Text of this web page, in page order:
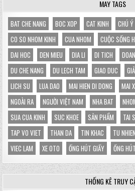
MAY TAGS
BAT CHE NANG BOC XOP CAT KINH CHÚ Ý
CO SO NHOM KINH
CUA NHOM CUỘC SỐNG
DAI HOC
DEN MIEU DIA LI DI TICH
DU CHE NANG
DU LECH TAM GIAO DUC
LICH SU
LUA DAO MAI HIEN DI DONG MAI
NGOÀI RA
NGƯỜI VIỆT NAM NHA BAT
SUA CUA KINH
SUC KHOE SẢN PHẨM TAI
TAP VO VIET
THAN DA TIN KHAC TU NHIEN
VIEC LAM
XE OTO ỐNG HÚT GIẤY ỐNG
THỐNG KÊ TRUY